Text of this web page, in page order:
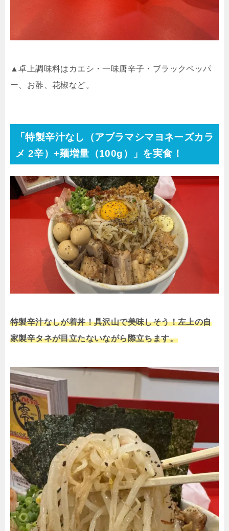
▲卓上調味料はカエシ・一味唐辛子・ブラックペッパ
ー、お酢、花椒など。
「特製辛汁なし（アブラマシマヨネーズカラ
メ 2辛）+麺増量（100g）」を実食！
特製辛汁なしが着丼！具沢山で美味しそう！左上の自
家製辛タネが目立たないながら際立ちます。